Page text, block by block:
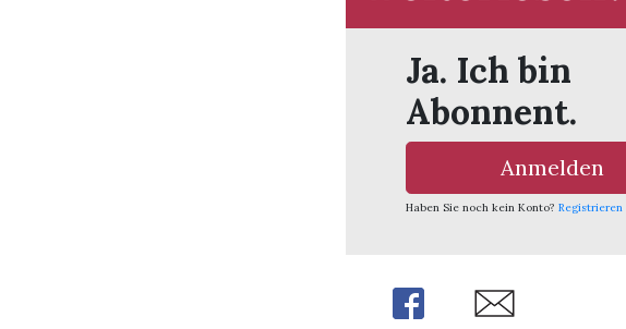
Ja. Ich bin
Abonnent.
Anmelden
Haben Sie noch kein Konto? Registrieren
Share Share